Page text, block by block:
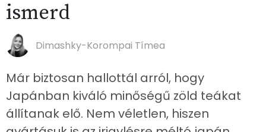
ismerd
Dimashky-Korompai Tímea
Már biztosan hallottál arról, hogy
Japánban kiváló minőségű zöld teákat
állítanak elő. Nem véletlen, hiszen